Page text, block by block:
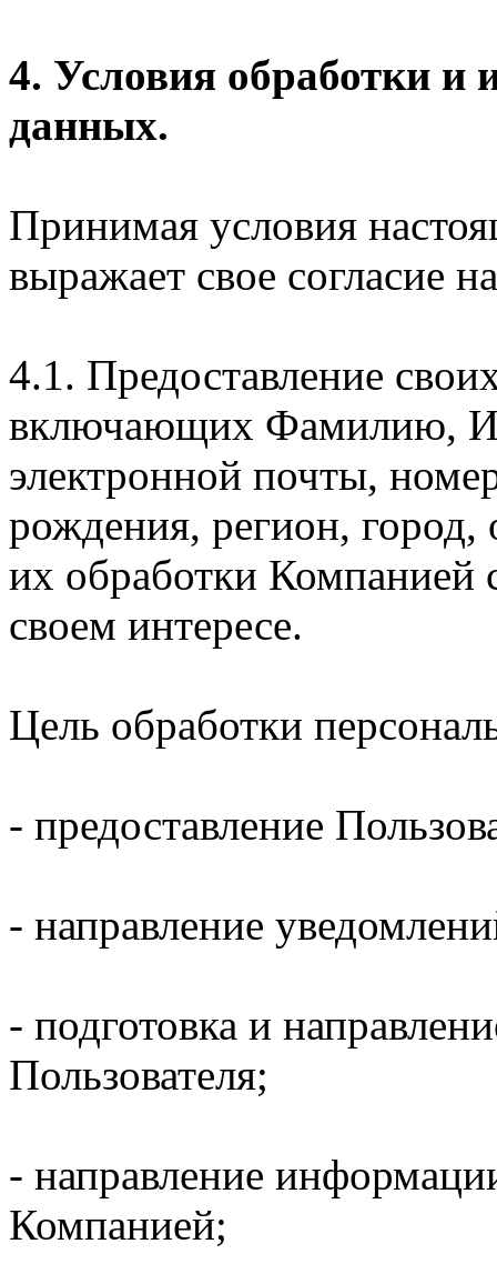
4. Условия обработки и
данных.
Принимая условия
выражает свое согласие
4.1. Предоставление
включающих Фамилию,
электронной почты,
рождения, регион,
их обработки Компанией
своем интересе.
Цель обработки
- предоставление
- направление
- подготовка и
Пользователя;
- направление
Компанией;